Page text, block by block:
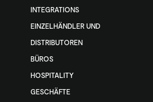
INTEGRATIONS
EINZELHÄNDLER UND
DISTRIBUTOREN
BÜROS
HOSPITALITY
GESCHÄFTE